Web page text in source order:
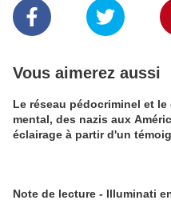
Vous aimerez aussi
Le réseau pédocriminel et
mental, des nazis aux
éclairage à partir d'un
Note de lecture - Illuminati